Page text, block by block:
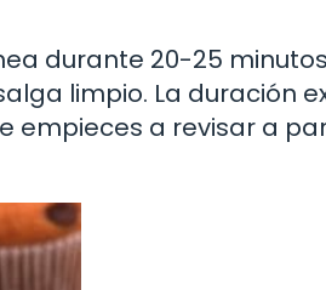
durante 20-25
limpio. La duración
empieces a revisar a